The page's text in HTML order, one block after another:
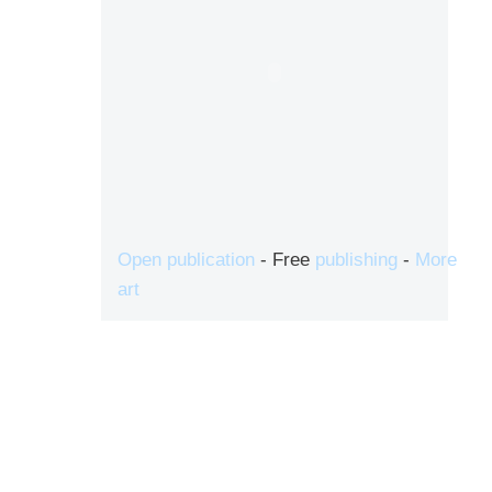
Open publication - Free publishing - More
art